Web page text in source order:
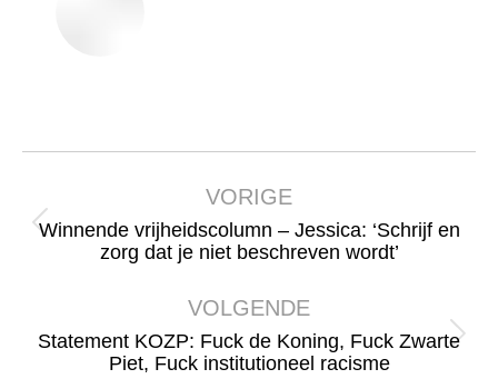
navigatie
VORIGE
Vorig
Winnende vrijheidscolumn – Jessica: ‘Schrijf en
zorg dat je niet beschreven wordt’
VOLGENDE
Volgend
Statement KOZP: Fuck de Koning, Fuck Zwarte
Piet, Fuck institutioneel racisme